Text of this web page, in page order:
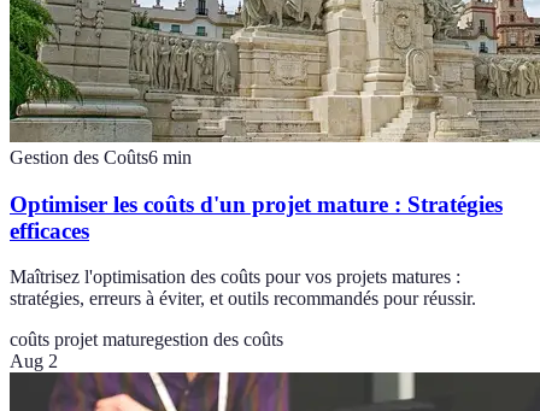
Gestion des Coûts6 min
Optimiser les coûts d'un projet mature : Stratégies
efficaces
Maîtrisez l'optimisation des coûts pour vos projets matures :
stratégies, erreurs à éviter, et outils recommandés pour réussir.
coûts projet maturegestion des coûts
Aug 2